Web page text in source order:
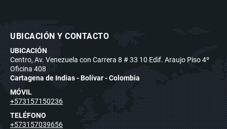
UBICACIÓN Y CONTACTO
UBICACIÓN
Centro, Av. Venezuela con Carrera 8 # 33 10 Edif. Araujo Piso 4º
Oficina 408
Cartagena de Indias - Bolívar - Colombia
MÓVIL
+573157150236
TELÉFONO
+573157039656